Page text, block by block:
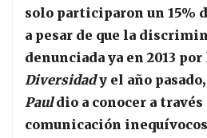
solo participaron un 15%
a pesar de que la
denunciada ya en 2013 por
Diversidady el año
Pauldio a conocer a
comunicación